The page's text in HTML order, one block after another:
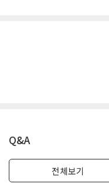
Q&A
전체보기